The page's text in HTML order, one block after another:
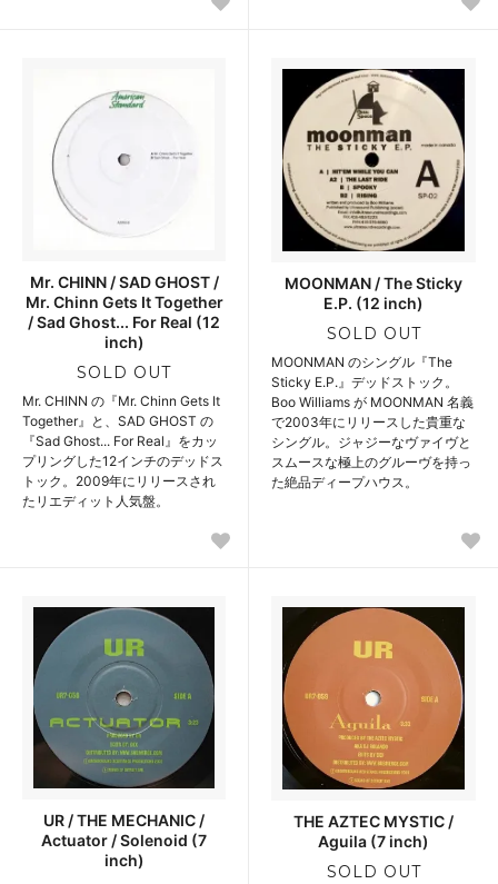
Mr. CHINN / SAD GHOST /
Mr. Chinn Gets It Together
/ Sad Ghost... For Real (12
inch)
SOLD OUT
Mr. CHINN の『Mr. Chinn Gets It
Together』と、SAD GHOST の
『Sad Ghost... For Real』をカッ
プリングした12インチのデッドス
トック。2009年にリリースされ
たリエディット人気盤。
MOONMAN / The Sticky
E.P. (12 inch)
SOLD OUT
MOONMAN のシングル『The
Sticky E.P.』デッドストック。
Boo Williams が MOONMAN 名義
で2003年にリリースした貴重な
シングル。ジャジーなヴァイヴと
スムースな極上のグルーヴを持っ
た絶品ディープハウス。
UR / THE MECHANIC /
Actuator / Solenoid (7
inch)
THE AZTEC MYSTIC /
Aguila (7 inch)
SOLD OUT